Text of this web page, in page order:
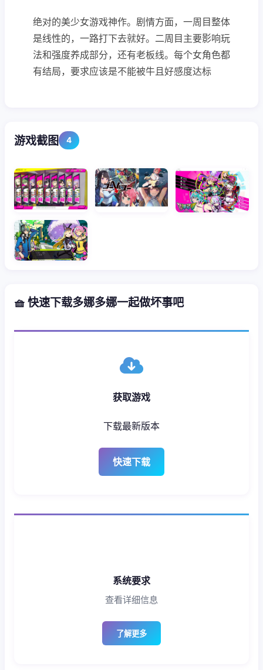
绝对的美少女游戏神作。剧情方面，一周目整体
是线性的，一路打下去就好。二周目主要影响玩
法和强度养成部分，还有老板线。每个女角色都
有结局，要求应该是不能被牛且好感度达标
游戏截图 4
🧺 快速下载多娜多娜一起做坏事吧
获取游戏
下载最新版本
快速下载
系统要求
查看详细信息
了解更多